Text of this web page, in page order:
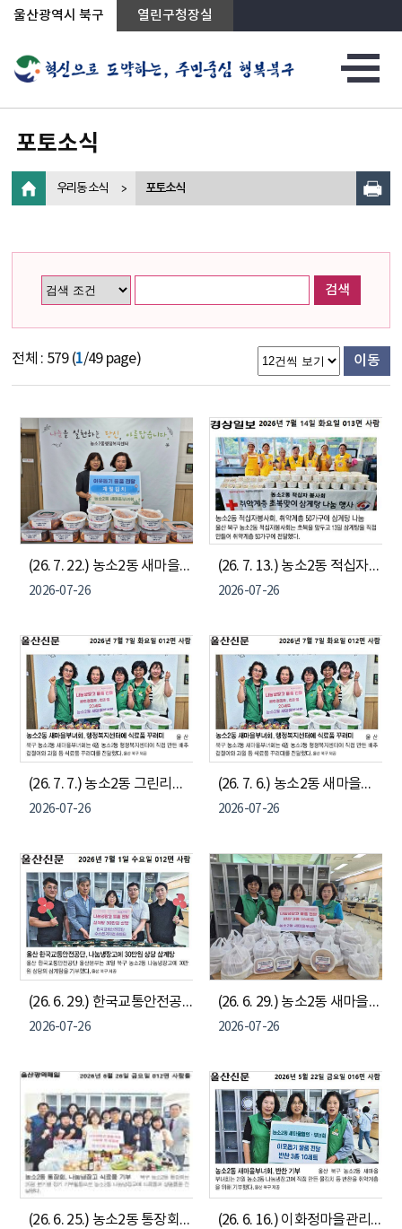
상단메뉴로 바로가기
전체메뉴로 바로가기
왼쪽메뉴로 바로가기
본문으로 바로가기
울산광역시 북구 열린구청장실
포토소식
우리동 소식 포토소식
검색
전체 : 579 (1/49 page) 이동
(26. 7. 22.) 농소2동 새마을부녀회, 나눔냉장고에 계절김치 12통 전달
2026-07-26
(26. 7. 13.) 농소2동 적십자봉사회, 취약계층 50가구에 삼계탕 나눔
2026-07-26
(26. 7. 7.) 농소2동 그린리더협의회, 지역아동센터에 생과일주스 60잔 전달
2026-07-26
(26. 7. 6.) 농소2동 새마을부녀회, 나눔냉장고에 배추겉절이, 컵과일 20세트 전달
2026-07-26
(26. 6. 29.) 한국교통안전공단 수소전기차검사센터, 농소2동 나눔냉장고에 30만원 상당 삼계탕 기부
2026-07-26
(26. 6. 29.) 농소2동 새마을부녀회, 나눔냉장고에 반찬 3종 20세트 전달
2026-07-26
(26. 6. 25.) 농소2동 통장회, 나눔냉장고에 생필품 및 식료품 기부 (26. 6. 16.) 이화정마을관리사회적협동조합, 농소2동 나눔냉장고에 2026년 상반기 두부 100모 기부